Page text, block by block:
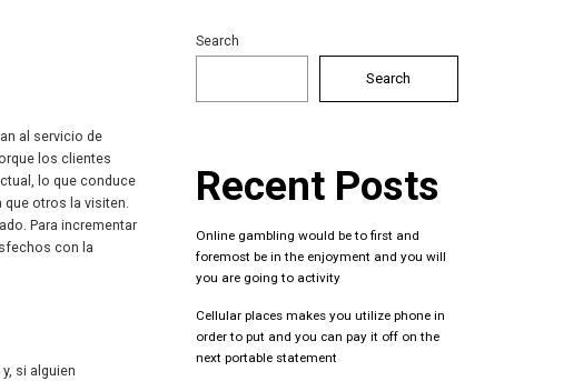
al servicio de
los clientes
lo que conduce
otros la visiten.
Para incrementar
con la
si alguien
Search
Search
Recent Posts
Online gambling would be to first and
foremost be in the enjoyment and you will
you are going to activity
Cellular places makes you utilize phone in
order to put and you can pay it off on the
next portable statement